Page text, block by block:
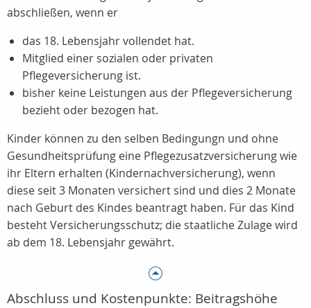
abschließen, wenn er
das 18. Lebensjahr vollendet hat.
Mitglied einer sozialen oder privaten
Pflegeversicherung ist.
bisher keine Leistungen aus der Pflegeversicherung
bezieht oder bezogen hat.
Kinder können zu den selben Bedingungn und ohne
Gesundheitsprüfung eine Pflegezusatzversicherung wie
ihr Eltern erhalten (Kindernachversicherung), wenn
diese seit 3 Monaten versichert sind und dies 2 Monate
nach Geburt des Kindes beantragt haben. Für das Kind
besteht Versicherungsschutz; die staatliche Zulage wird
ab dem 18. Lebensjahr gewährt.
Abschluss und Kostenpunkte: Beitragshöhe